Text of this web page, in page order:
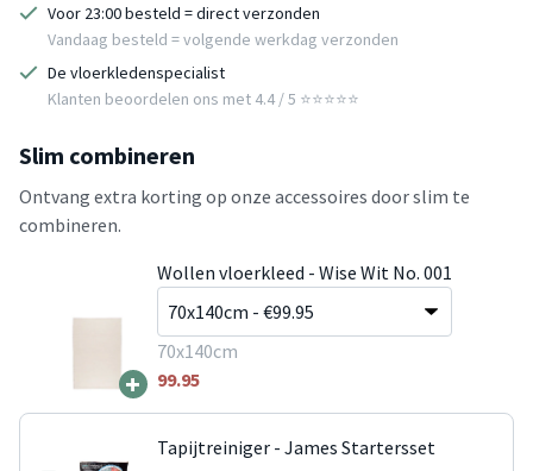
Voor 23:00 besteld = direct verzonden
Vandaag besteld = volgende werkdag verzonden
De vloerkledenspecialist
Klanten beoordelen ons met 4.4 / 5 ⭐⭐⭐⭐⭐
Slim combineren
Ontvang extra korting op onze accessoires door slim te
combineren.
+
Wollen vloerkleed - Wise Wit No. 001
70x140cm
99.95
Tapijtreiniger - James Startersset